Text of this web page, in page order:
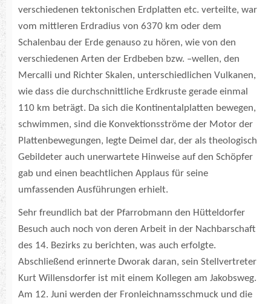
verschiedenen tektonischen Erdplatten etc. verteilte, war
vom mittleren Erdradius von 6370 km oder dem
Schalenbau der Erde genauso zu hören, wie von den
verschiedenen Arten der Erdbeben bzw. –wellen, den
Mercalli und Richter Skalen, unterschiedlichen Vulkanen,
wie dass die durchschnittliche Erdkruste gerade einmal
110 km beträgt. Da sich die Kontinentalplatten bewegen,
schwimmen, sind die Konvektionsströme der Motor der
Plattenbewegungen, legte Deimel dar, der als theologisch
Gebildeter auch unerwartete Hinweise auf den Schöpfer
gab und einen beachtlichen Applaus für seine
umfassenden Ausführungen erhielt.
Sehr freundlich bat der Pfarrobmann den Hütteldorfer
Besuch auch noch von deren Arbeit in der Nachbarschaft
des 14. Bezirks zu berichten, was auch erfolgte.
Abschließend erinnerte Dworak daran, sein Stellvertreter
Kurt Willensdorfer ist mit einem Kollegen am Jakobsweg.
Am 12. Juni werden der Fronleichnamsschmuck und die